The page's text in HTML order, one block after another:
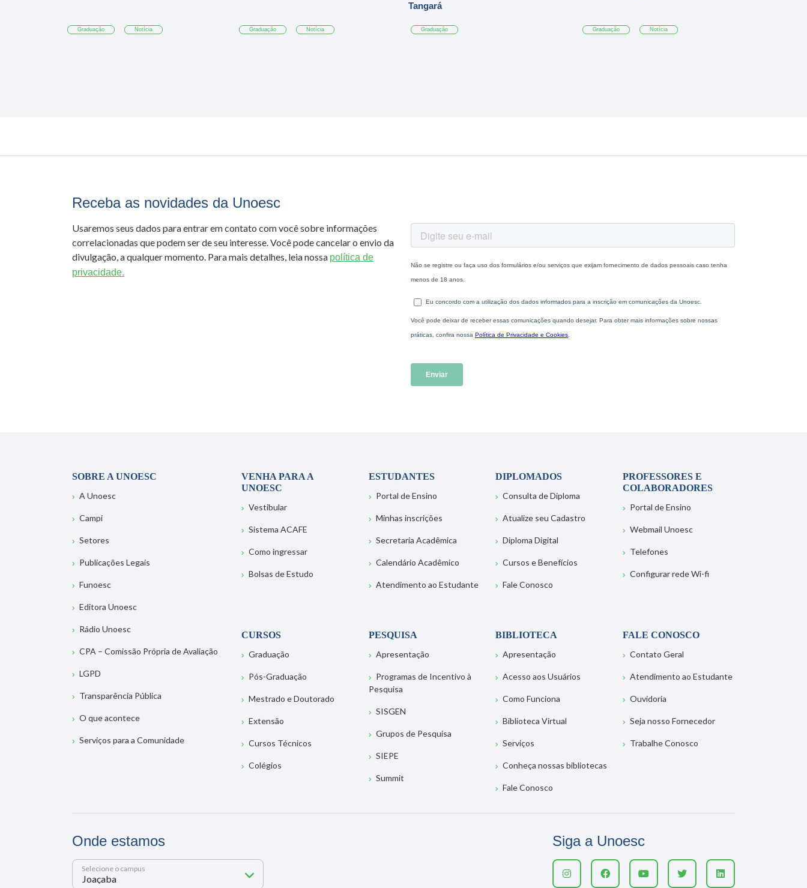
Graduação Notícia Graduação Notícia
Tangará
Graduação Graduação Notícia
Receba as novidades da Unoesc
Usaremos seus dados para entrar em contato com você sobre informações
correlacionadas que podem ser de seu interesse. Você pode cancelar o envio da
divulgação, a qualquer momento. Para mais detalhes, leia nossa política de
privacidade.
SOBRE A UNOESC
A Unoesc
Campi
Setores
Publicações Legais
Funoesc
Editora Unoesc
Rádio Unoesc
CPA – Comissão Própria de Avaliação
LGPD
Transparência Pública
O que acontece
Serviços para a Comunidade
VENHA PARA A
UNOESC
Vestibular
Sistema ACAFE
Como ingressar
Bolsas de Estudo
ESTUDANTES
Portal de Ensino
Minhas inscrições
Secretaria Acadêmica
Calendário Acadêmico
Atendimento ao Estudante
DIPLOMADOS
Consulta de Diploma
Atualize seu Cadastro
Diploma Digital
Cursos e Benefícios
Fale Conosco
PROFESSORES E
COLABORADORES
Portal de Ensino
Webmail Unoesc
Telefones
Configurar rede Wi-fi
CURSOS
Graduação
Pós-Graduação
Mestrado e Doutorado
Extensão
Cursos Técnicos
Colégios
PESQUISA
Apresentação
Programas de Incentivo à
Pesquisa
SISGEN
Grupos de Pesquisa
SIEPE
Summit
BIBLIOTECA
Apresentação
Acesso aos Usuários
Como Funciona
Biblioteca Virtual
Serviços
Conheça nossas bibliotecas
Fale Conosco
FALE CONOSCO
Contato Geral
Atendimento ao Estudante
Ouvidoria
Seja nosso Fornecedor
Trabalhe Conosco
Onde estamos
Selecione o campus
Siga a Unoesc